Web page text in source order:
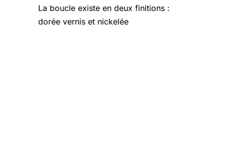
La boucle existe en deux finitions :
dorée vernis et nickelée